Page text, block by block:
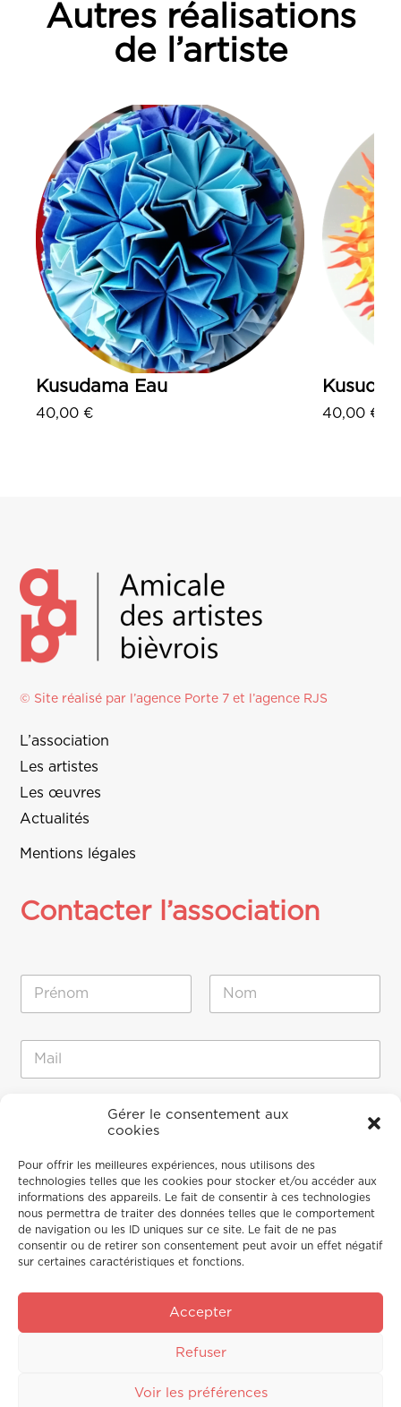
Gérer le consentement aux
cookies
Pour offrir les meilleures expériences, nous utilisons des
technologies telles que les cookies pour stocker et/ou accéder aux
informations des appareils. Le fait de consentir à ces technologies
nous permettra de traiter des données telles que le comportement
de navigation ou les ID uniques sur ce site. Le fait de ne pas
consentir ou de retirer son consentement peut avoir un effet négatif
sur certaines caractéristiques et fonctions.
Accepter
Refuser
Voir les préférences
Autres réalisations
de l’artiste
Kusudama Eau
40,00 € 40,00 €
© Site réalisé par l’agence Porte 7 et l’agence RJS
L’association
Les artistes
Les œuvres
Actualités
Mentions légales
Contacter l’association
m
m
a
g
e
*
M
e
s
s
a
g
e